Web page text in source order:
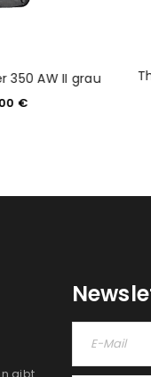
350 AW II grau
€